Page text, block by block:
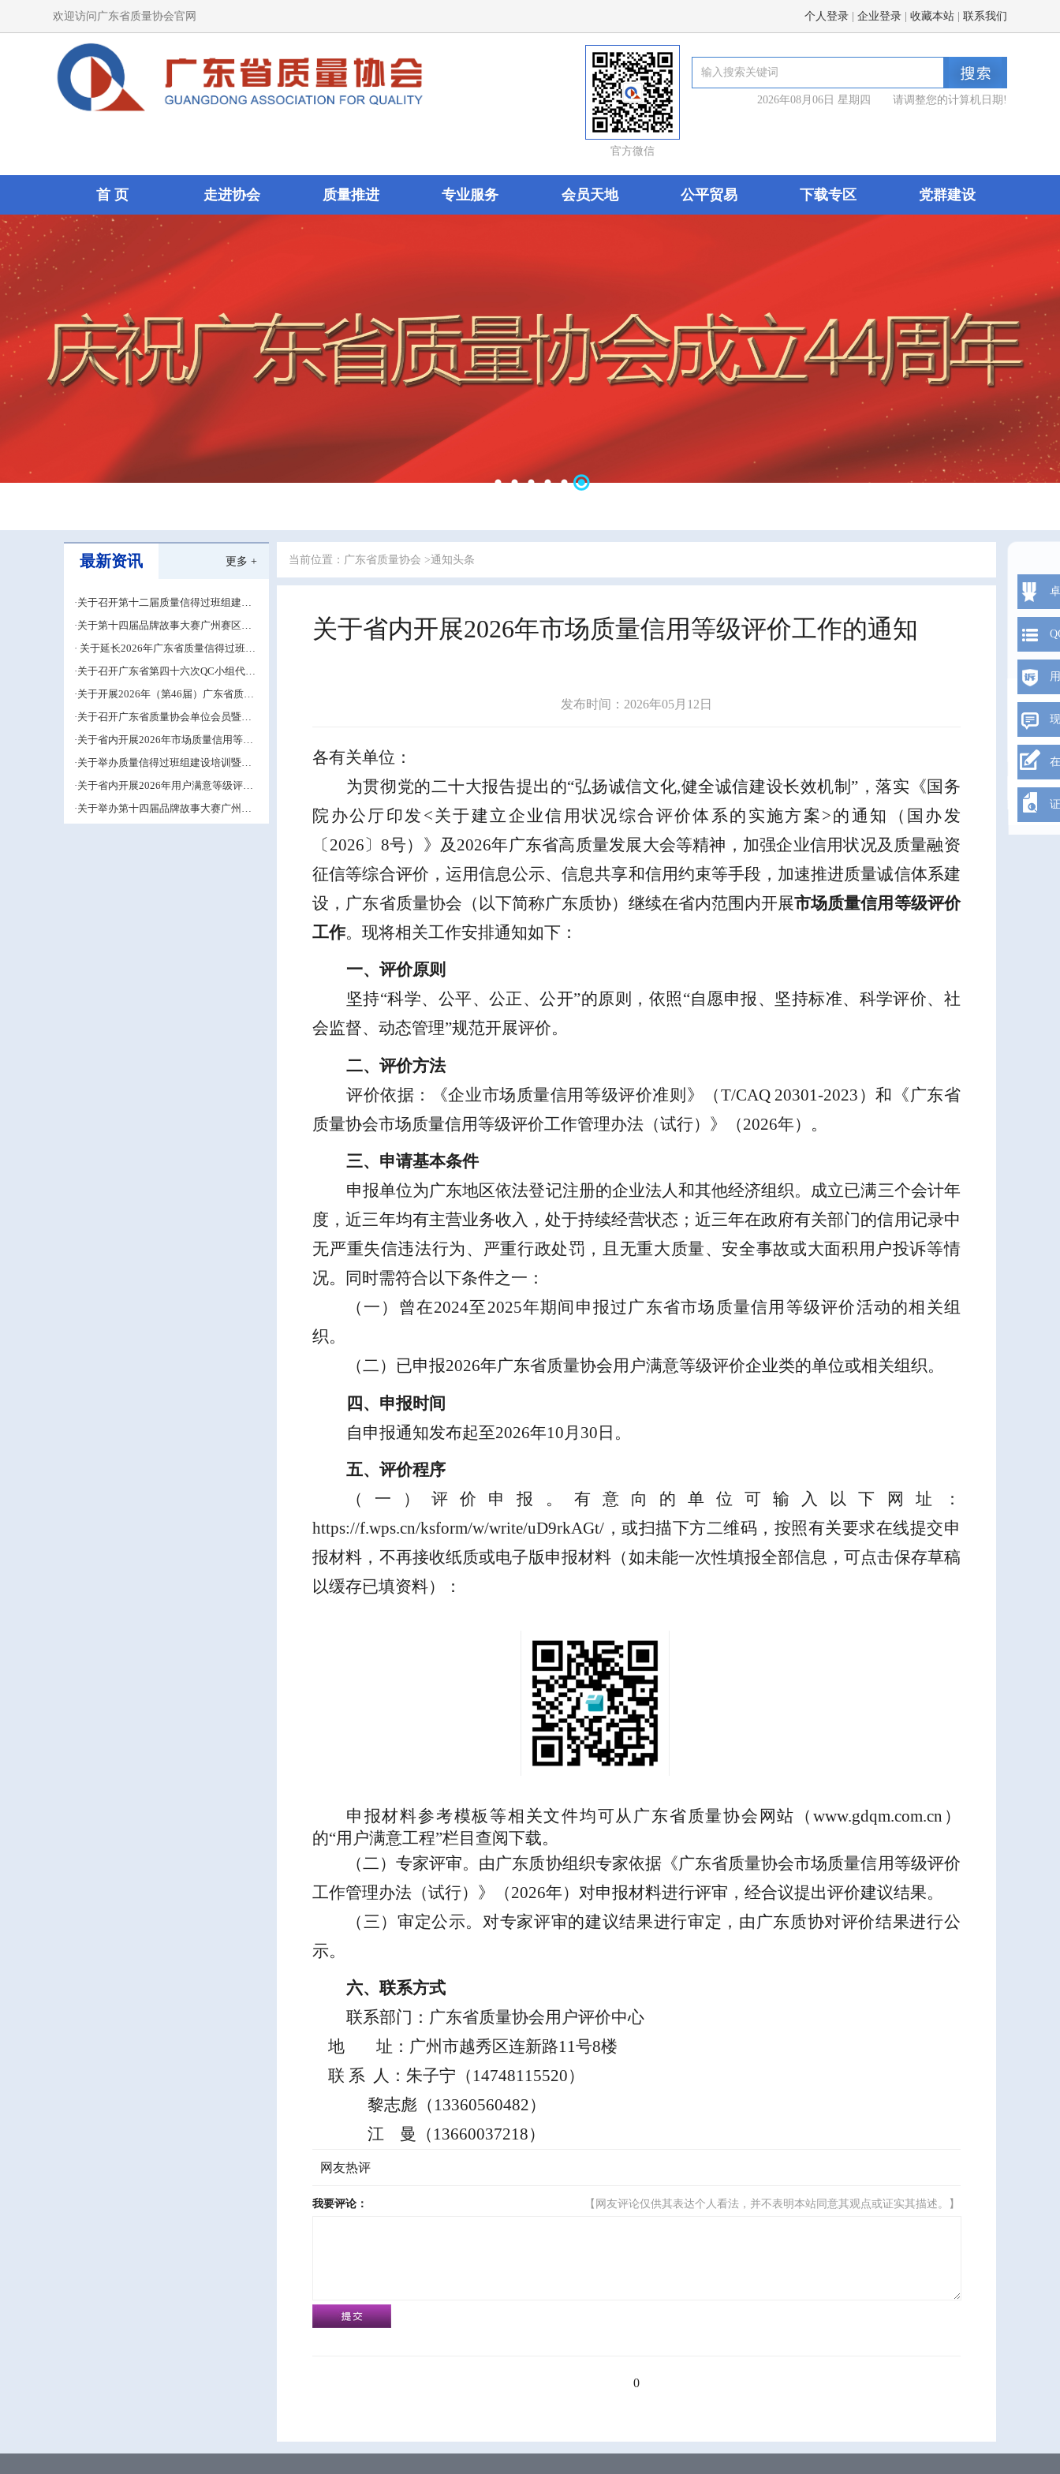
欢迎访问广东省质量协会官网 个人登录| 企业登录| 收藏本站| 联系我们
官方微信
2026年08月06日 星期四 请调整您的计算机日期!
首 页 走进协会 质量推进 专业服务 会员天地 公平贸易 下载专区 党群建设
最新资讯 更多 +
·关于召开第十二届质量信得过班组建设
经验交流大会的通知
·关于第十四届品牌故事大赛广州赛区的
补充通知
· 关于延长2026年广东省质量信得过班组
建设材料申报期限的通知
·关于召开广东省第四十六次QC小组代表
大会成果交流培训活动的通知
·关于开展2026年（第46届）广东省质量
管理小组活动推进工作的预通知
·关于召开广东省质量协会单位会员暨第
五届中小企业QC小组成果交流培训活动
的补充通知
·关于省内开展2026年市场质量信用等级
评价工作的通知
·关于举办质量信得过班组建设培训暨班
组长能力提升研修班的通知
·关于省内开展2026年用户满意等级评价
工作的通知
·关于举办第十四届品牌故事大赛广州赛
区的通知
当前位置： 广东省质量协会 >通知头条
关于省内开展2026年市场质量信用等级评价工作的通知
发布时间：2026年05月12日
各有关单位：
为贯彻党的二十大报告提出的“弘扬诚信文化,健全诚信建设长效机制 ” ，落实《国务
院办公厅印发 <关于建立企业信用状况综合评价体系的实施方案>的通知（国办发
〔 2026〕 8号）》及 2026年广东省高质量发展大会等精神，加强企业信用状况及质量融资
征信等综合评价，运用信息公示、信息共享和信用约束等手段，加速推进质量诚信体系建
设，广东省质量协会（以下简称广东质协）继续在省内范围内开展市场质量信用等级评价
工作。现将相关工作安排通知如下 ：
一、评价原则
坚持“科学、公平、公正、公开”的原则， 依照“自愿申报、坚持标准、科学评价、社
会监督、动态管理”规范开展评价。
二、评价方法
评价依据：《企业市场质量信用等级评价准则》（T/CAQ 20301-2023 ）和《广东省
质量协会市场质量信用等级评价工作管理办法（试行）》（2026年）。
三、申请基本条件
申报单位为广东地区依法登记注册的企业法人和其他经济组织。成立已满三个会计年
度，近三年均有主营业务收入，处于持续经营状态；近三年在政府有关部门的信用记录中
无严重失信违法行为、严重行政处罚，且无重大质量、安全事故或大面积用户投诉等情
况。同时需符合以下条件之一 ：
（一） 曾在2024至2025年期间申报过广东省市场质量信用等级评价活动的相关组
织。
（二） 已申报2026年广东省质量协会用户满意等级评价企业类的单位或相关组织。
四、 申报时间
自申报通知发布起至2026年10 月 30 日 。
五、评价程序
（一）评价申报。有意向的单位可输入以下网址：
https://f.wps.cn/ksform/w/write/uD9rkAGt/ ，或扫描下方二维码，按照有关要求在线提交申
报材料，不再接收纸质或电子版申报材料（如未能一次性填报全部信息，可点击保存草稿
以缓存已填资料）：
申报材料参考模板等相关文件均可从广东省质量协会网站（ www.gdqm.com.cn ）
的“用户满意工程”栏目查阅下载。
（二）专家评审。由广东质协组织专家依据《广东省质量协会市场质量信用等级评价
工作管理办法（试行）》（2026年）对申报材料进行评审，经合议提出评价建议结果。
（三） 审定公示。对专家评审的建议结果进行审定，由广东质协对评价结果进行公
示。
六、联系方式
联系部门： 广东省质量协会用户评价中心
地
址： 广州市越秀区连新路11号8楼
联 系 人： 朱子宁 （ 14748115520）
黎志彪（ 13360560482）
江
曼（ 13660037218）
网友热评
我要评论： 【网友评论仅供其表达个人看法，并不表明本站同意其观点或证实其描述。】
0